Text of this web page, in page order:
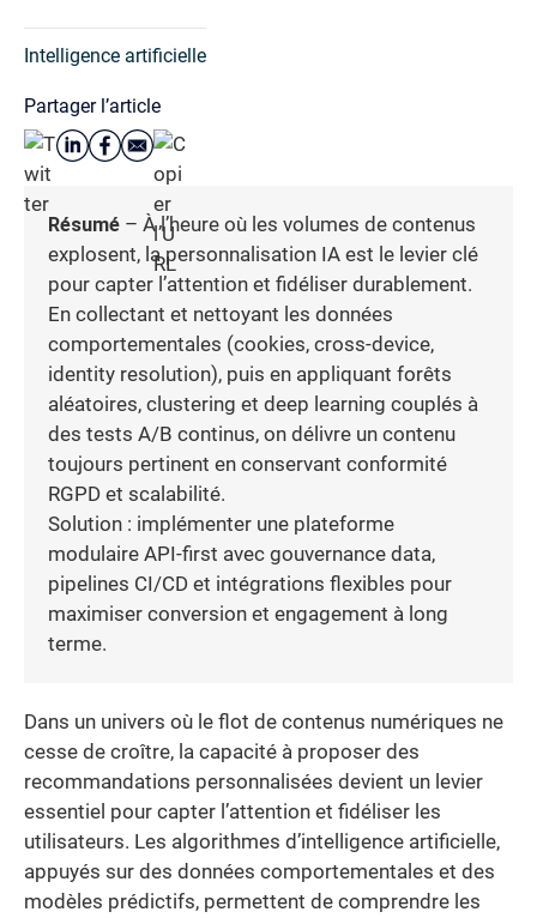
Intelligence artificielle
Partager l’article
Résumé – À l’heure où les volumes de contenus
explosent, la personnalisation IA est le levier clé
pour capter l’attention et fidéliser durablement.
En collectant et nettoyant les données
comportementales (cookies, cross-device,
identity resolution), puis en appliquant forêts
aléatoires, clustering et deep learning couplés à
des tests A/B continus, on délivre un contenu
toujours pertinent en conservant conformité
RGPD et scalabilité.
Solution : implémenter une plateforme
modulaire API-first avec gouvernance data,
pipelines CI/CD et intégrations flexibles pour
maximiser conversion et engagement à long
terme.
Dans un univers où le flot de contenus numériques ne
cesse de croître, la capacité à proposer des
recommandations personnalisées devient un levier
essentiel pour capter l’attention et fidéliser les
utilisateurs. Les algorithmes d’intelligence artificielle,
appuyés sur des données comportementales et des
modèles prédictifs, permettent de comprendre les